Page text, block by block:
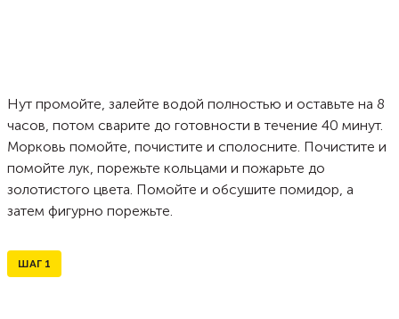
Нут промойте, залейте водой полностью и оставьте на 8
часов, потом сварите до готовности в течение 40 минут.
Морковь помойте, почистите и сполосните. Почистите и
помойте лук, порежьте кольцами и пожарьте до
золотистого цвета. Помойте и обсушите помидор, а
затем фигурно порежьте.
ШАГ 1